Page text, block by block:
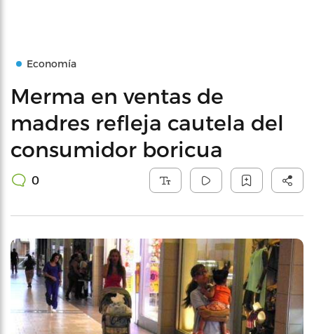
Economía
Merma en ventas de
madres refleja cautela del
consumidor boricua
0